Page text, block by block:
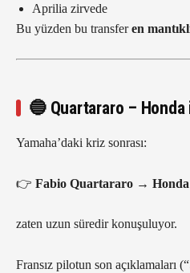
Aprilia zirvede
Bu yüzden bu transferen
🔵 Quartararo – Honda
Yamaha’daki kriz sonrası:
👉 Fabio Quartararo → Honda
zaten uzun süredir konuşuluyor.
Fransız pilotun son açıklamaları